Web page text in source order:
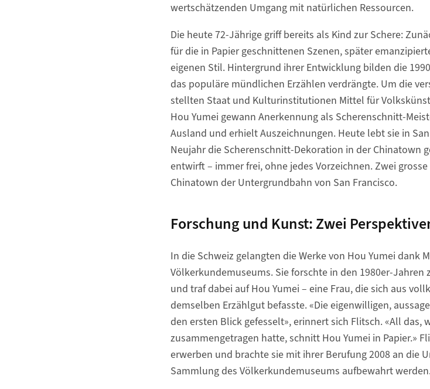
wertschätzenden Umgang mit natürlichen Ressourcen.
Die heute 72-Jährige griff bereits als Kind zur Schere:
für die in Papier geschnittenen Szenen, später
eigenen Stil. Hintergrund ihrer Entwicklung bilden die
das populäre mündlichen Erzählen verdrängte. Um die
stellten Staat und Kulturinstitutionen Mittel für
Hou Yumei gewann Anerkennung als Scherenschnitt-
Ausland und erhielt Auszeichnungen. Heute lebt sie in
Neujahr die Scherenschnitt-Dekoration in der Chinatown
entwirft – immer frei, ohne jedes Vorzeichnen. Zwei
Chinatown der Untergrundbahn von San Francisco.
Forschung und Kunst: Zwei
In die Schweiz gelangten die Werke von Hou Yumei dank
Völkerkundemuseums. Sie forschte in den 1980er-Jahren
und traf dabei auf Hou Yumei – eine Frau, die sich aus
demselben Erzählgut befasste. «Die eigenwilligen,
den ersten Blick gefesselt», erinnert sich Flitsch. «All das,
zusammengetragen hatte, schnitt Hou Yumei in Papier.»
erwerben und brachte sie mit ihrer Berufung 2008 an die
Sammlung des Völkerkundemuseums aufbewahrt